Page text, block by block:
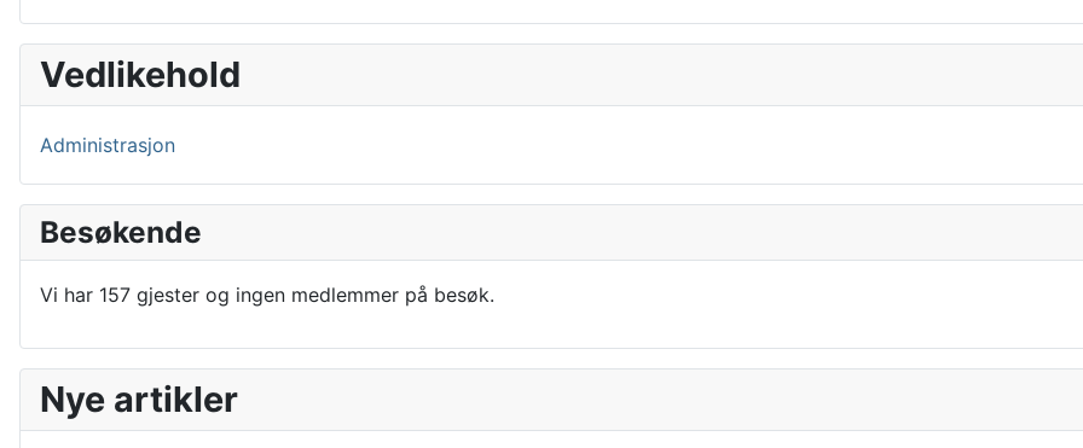
Vedlikehold
Administrasjon
Besøkende
Vi har 157 gjester og ingen medlemmer på besøk.
Nye artikler